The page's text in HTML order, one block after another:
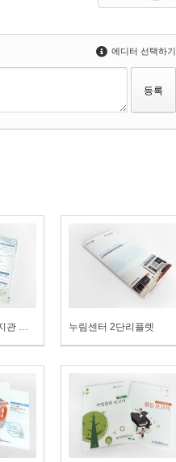
에디터 선택하기
수원시광교노인복지관 프로그램 안내지 누림센터 2단리플렛